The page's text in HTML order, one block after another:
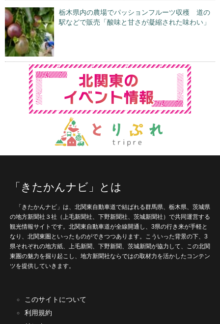
栃木県内の農場でパッションフルーツ収穫 道の
駅などで販売「酸味と甘さが凝縮された味わい」
「きたかんナビ」とは
「きたかんナビ」は、北関東自動車道で結ばれる群馬県、栃木県、茨城県
の地方新聞社３社（上毛新聞社、下野新聞社、茨城新聞社）で共同運営する
観光情報サイトです。北関東自動車道が全線開通し、3県の行き来が手軽と
なり、北関東圏といったものができつつあります。こういった背景の下、3
県それぞれの地方紙、上毛新聞、下野新聞、茨城新聞が協力して、この北関
東圏の魅力を掘り起こし、地方新聞社ならではの取材力を活かしたコンテン
ツを提供していきます。
このサイトについて
利用規約